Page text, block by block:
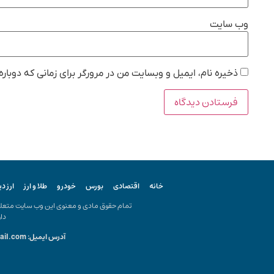
وب‌ سایت
ذخیره نام، ایمیل و وبسایت من در مرورگر برای زمانی که
خانه اقتصادی بورس خودرو طلا و ارز
ارز
تمام حقوق مادی و معنوی این وب سایت
آدرس ایمیل: kiyanonline.ir@gmail.com